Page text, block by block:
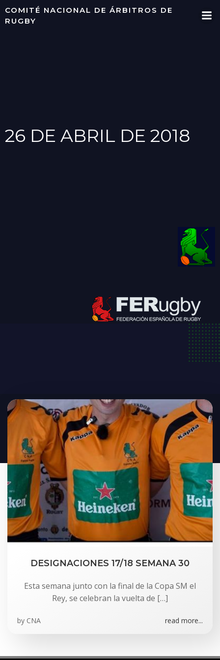
Saltar
COMITÉ NACIONAL DE ÁRBITROS DE
RUGBY
26 DE ABRIL DE 2018
DESIGNACIONES 17/18 SEMANA 30
Esta semana junto con la final de la Copa SM el
Rey, se celebran la vuelta de […]
by CNA read more...